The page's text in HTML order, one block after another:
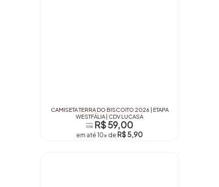
CAMISETA TERRA DO BISCOITO 2026 | ETAPA
WESTFÁLIA | CDV LUCASA
R$ 59,00
em até 10x de R$ 5,90